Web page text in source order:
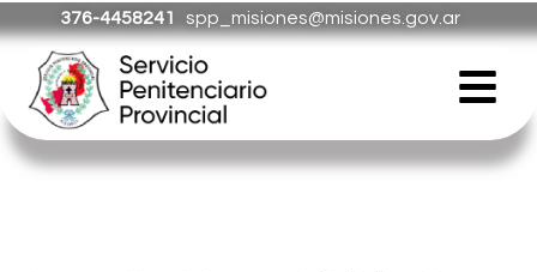
al
contenido
376-4458241 spp_misiones@misiones.gov.ar